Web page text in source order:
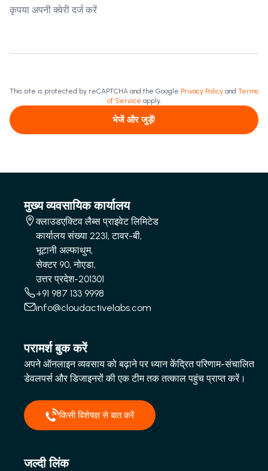
This site is protected by reCAPTCHA and the Google Privacy Policy and Terms
of Service apply.
भेजें और जुड़ें!
मुख्य व्यवसायिक कार्यालय
क्लाउडएक्टिव लैब्स प्राइवेट लिमिटेड
कार्यालय संख्या 2231, टावर-बी,
भूटानी अल्फाथुम,
सेक्टर 90, नोएडा,
उत्तर प्रदेश-201301
+91 987 133 9998
info@cloudactivelabs.com
परामर्श बुक करें
अपने ऑनलाइन व्यवसाय को बढ़ाने पर ध्यान केंद्रित परिणाम-संचालित
डेवलपर्स और डिजाइनरों की एक टीम तक तत्काल पहुंच प्राप्त करें।
किसी विशेषज्ञ से बात करें
जल्दी लिंक